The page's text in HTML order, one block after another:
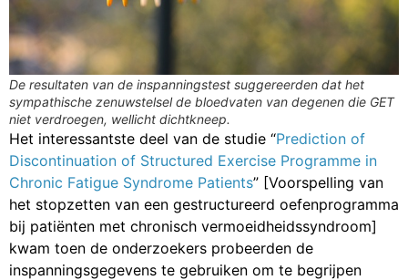
De resultaten van de inspanningstest suggereerden dat het
sympathische zenuwstelsel de bloedvaten van degenen die GET
niet verdroegen, wellicht dichtkneep.
Het interessantste deel van de studie “Prediction of
Discontinuation of Structured Exercise Programme in
Chronic Fatigue Syndrome Patients” [Voorspelling van
het stopzetten van een gestructureerd oefenprogramma
bij patiënten met chronisch vermoeidheidssyndroom]
kwam toen de onderzoekers probeerden de
inspanningsgegevens te gebruiken om te begrijpen